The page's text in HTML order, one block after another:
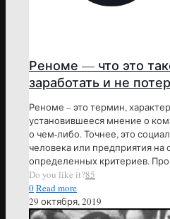
Реноме — что это
заработать и не
Реноме – это термин,
установившееся мнение о
о чем-либо. Точнее, это
человека или предприятия на
определенных критериев.
Do you like it?85
0Read more
29 октября, 2019